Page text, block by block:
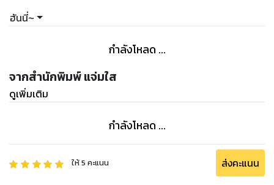
ฮันนี่~
กำลังโหลด ...
จากสำนักพิมพ์ แจ่มใส
ดูเพิ่มเติม
กำลังโหลด ...
ให้5 คะแนน ส่งคะแนน